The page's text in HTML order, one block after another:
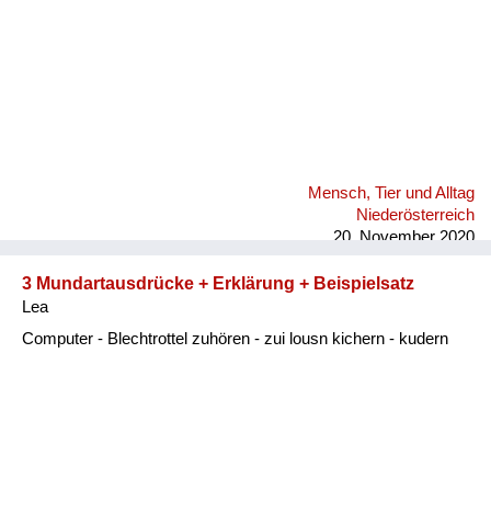
Mensch, Tier und Alltag
Niederösterreich
20. November 2020
3 Mundartausdrücke + Erklärung + Beispielsatz
Lea
Computer - Blechtrottel zuhören - zui lousn kichern - kudern